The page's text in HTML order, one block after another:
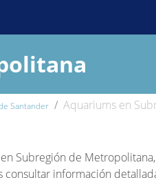
Santander Aquariums en
Subregión de
información